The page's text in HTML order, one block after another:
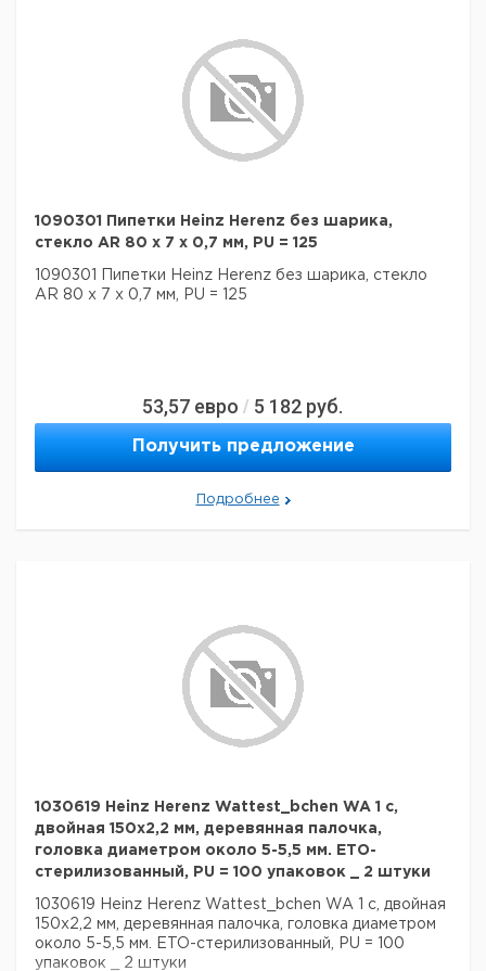
1090301 Пипетки Heinz Herenz без шарика,
стекло AR 80 x 7 x 0,7 мм, PU = 125
1090301 Пипетки Heinz Herenz без шарика, стекло
AR 80 x 7 x 0,7 мм, PU = 125
53,57 евро / 5 182 руб.
Получить предложение
Подробнее
1030619 Heinz Herenz Wattest_bchen WA 1 с,
двойная 150х2,2 мм, деревянная палочка,
головка диаметром около 5-5,5 мм. ETO-
стерилизованный, PU = 100 упаковок _ 2 штуки
1030619 Heinz Herenz Wattest_bchen WA 1 с, двойная
150х2,2 мм, деревянная палочка, головка диаметром
около 5-5,5 мм. ETO-стерилизованный, PU = 100
упаковок _ 2 штуки